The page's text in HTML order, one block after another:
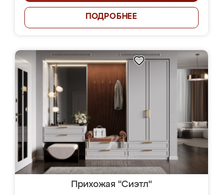
ПОДРОБНЕЕ
Прихожая "Сиэтл"